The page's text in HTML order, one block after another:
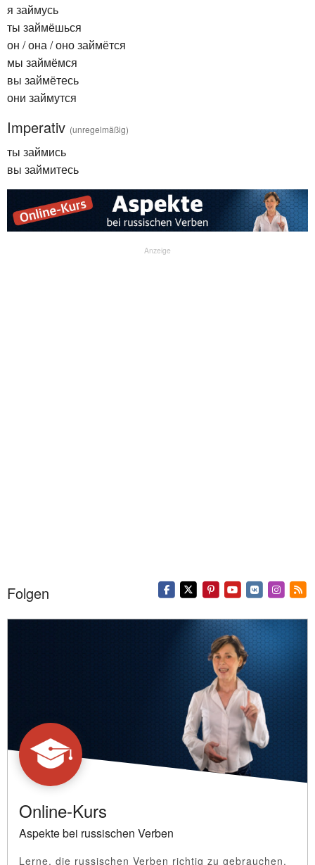
я займусь
ты займёшься
он / она / оно займётся
мы займёмся
вы займётесь
они займутся
Imperativ (unregelmäßig)
ты займись
вы займитесь
Anzeige
Folgen
Online-Kurs
Aspekte bei russischen Verben
Lerne, die russischen Verben richtig zu gebrauchen.